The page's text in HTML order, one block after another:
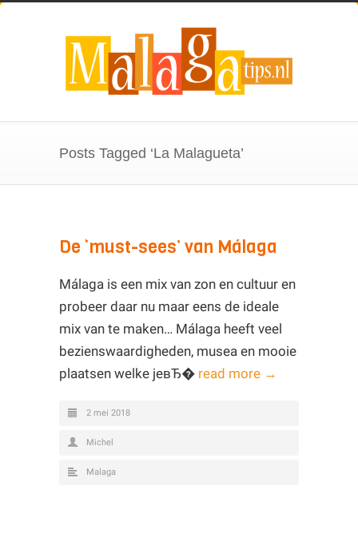
Posts Tagged ‘La Malagueta’
De ‘must-sees’ van Málaga
Málaga is een mix van zon en cultuur en
probeer daar nu maar eens de ideale
mix van te maken… Málaga heeft veel
bezienswaardigheden, musea en mooie
plaatsen welke jeвЂ� read more →
2 mei 2018
Michel
Malaga